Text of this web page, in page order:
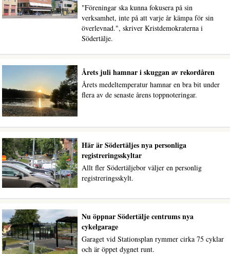
"Föreningar ska kunna fokusera på sin
verksamhet, inte på att varje år kämpa för sin
överlevnad.", skriver Kristdemokraterna i
Södertälje.
Årets juli hamnar i skuggan av rekordåren
Årets medeltemperatur hamnar en bra bit under
flera av de senaste årens toppnoteringar.
Här är Södertäljes nya personliga
registreringsskyltar
Allt fler Södertäljebor väljer en personlig
registreringsskylt.
Nu öppnar Södertälje centrums nya
cykelgarage
Garaget vid Stationsplan rymmer cirka 75 cyklar
och är öppet dygnet runt.